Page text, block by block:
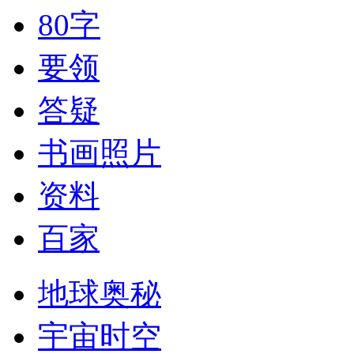
80字
要领
答疑
书画照片
资料
百家
地球奥秘
宇宙时空